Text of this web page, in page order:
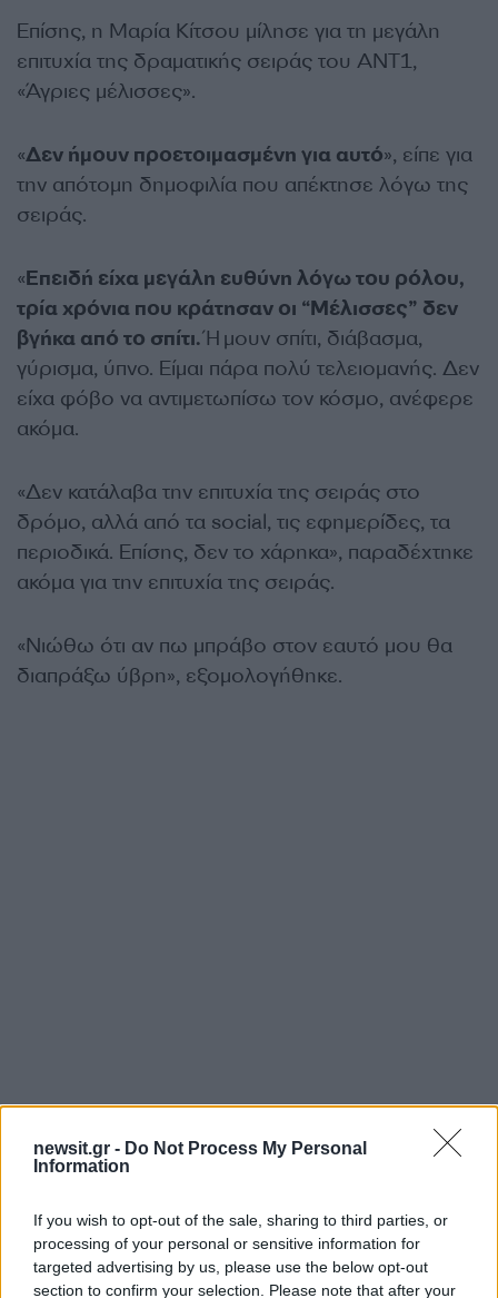
newsit.gr - Do Not Process My Personal
Information
If you wish to opt-out of the sale, sharing to third parties, or
processing of your personal or sensitive information for
targeted advertising by us, please use the below opt-out
section to confirm your selection. Please note that after your
Επίσης, η Μαρία Κίτσου μίλησε για τη μεγάλη
επιτυχία της δραματικής σειράς του ΑΝΤ1,
«Άγριες μέλισσες».
«Δεν ήμουν προετοιμασμένη για αυτό», είπε για
την απότομη δημοφιλία που απέκτησε λόγω της
σειράς.
«Επειδή είχα μεγάλη ευθύνη λόγω του ρόλου,
τρία χρόνια που κράτησαν οι “Μέλισσες” δεν
βγήκα από το σπίτι.Ήμουν σπίτι, διάβασμα,
γύρισμα, ύπνο. Είμαι πάρα πολύ τελειομανής. Δεν
είχα φόβο να αντιμετωπίσω τον κόσμο, ανέφερε
ακόμα.
«Δεν κατάλαβα την επιτυχία της σειράς στο
δρόμο, αλλά από τα social, τις εφημερίδες, τα
περιοδικά. Επίσης, δεν το χάρηκα», παραδέχτηκε
ακόμα για την επιτυχία της σειράς.
«Νιώθω ότι αν πω μπράβο στον εαυτό μου θα
διαπράξω ύβρη», εξομολογήθηκε.
Τα πικρόχολα σχόλια τα αντιμετωπίζω
κακόβουλο σχόλιο είναι προβολή του εαυτού
του και των προβλημάτων του», δήλωσε
αμέσως μετά για τους ανθρώπους που της